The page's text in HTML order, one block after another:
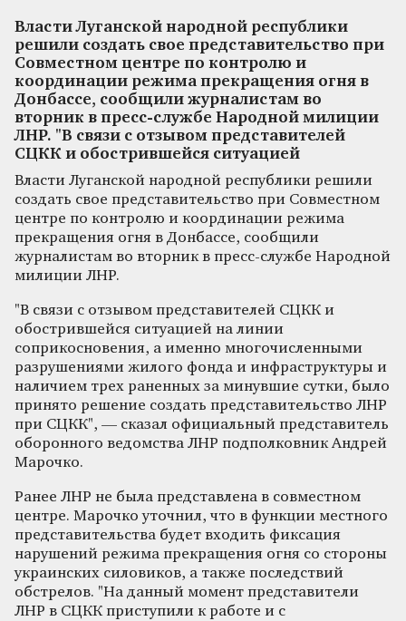
Власти Луганской народной республики
решили создать свое представительство при
Совместном центре по контролю и
координации режима прекращения огня в
Донбассе, сообщили журналистам во
вторник в пресс-службе Народной милиции
ЛНР. "В связи с отзывом представителей
СЦКК и обострившейся ситуацией
Власти Луганской народной республики решили
создать свое представительство при Совместном
центре по контролю и координации режима
прекращения огня в Донбассе, сообщили
журналистам во вторник в пресс-службе Народной
милиции ЛНР.
"В связи с отзывом представителей СЦКК и
обострившейся ситуацией на линии
соприкосновения, а именно многочисленными
разрушениями жилого фонда и инфраструктуры и
наличием трех раненных за минувшие сутки, было
принято решение создать представительство ЛНР
при СЦКК", — сказал официальный представитель
оборонного ведомства ЛНР подполковник Андрей
Марочко.
Ранее ЛНР не была представлена в совместном
центре. Марочко уточнил, что в функции местного
представительства будет входить фиксация
нарушений режима прекращения огня со стороны
украинских силовиков, а также последствий
обстрелов. "На данный момент представители
ЛНР в СЦКК приступили к работе и с